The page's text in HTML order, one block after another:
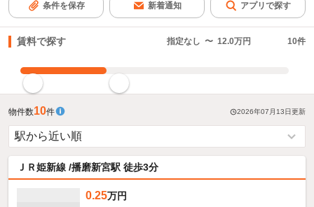
条件を保存 新着通知 アプリで探す
賃料で探す 指定なし 〜 12.0万円 10件
物件数10件 2026年07月13日更新
ＪＲ姫新線 /播磨新宮駅 徒歩3分
0.25万円